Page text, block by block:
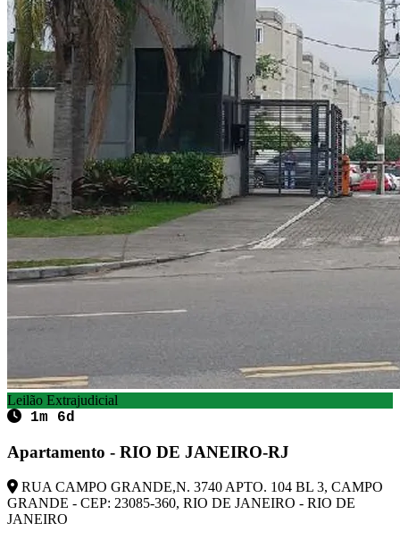
Leilão Extrajudicial
1m 6d
Apartamento - RIO DE JANEIRO-RJ
RUA CAMPO GRANDE,N. 3740 APTO. 104 BL 3, CAMPO
GRANDE - CEP: 23085-360, RIO DE JANEIRO - RIO DE
JANEIRO